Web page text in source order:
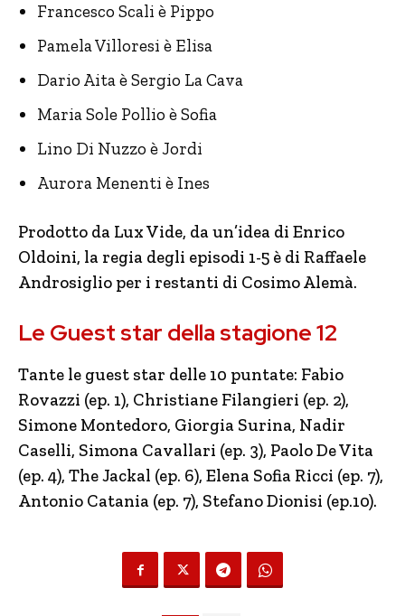
Francesco Scali è Pippo
Pamela Villoresi è Elisa
Dario Aita è Sergio La Cava
Maria Sole Pollio è Sofia
Lino Di Nuzzo è Jordi
Aurora Menenti è Ines
Prodotto da Lux Vide, da un’idea di Enrico
Oldoini, la regia degli episodi 1-5 è di Raffaele
Androsiglio per i restanti di Cosimo Alemà.
Le Guest star della stagione 12
Tante le guest star delle 10 puntate: Fabio
Rovazzi (ep. 1), Christiane Filangieri (ep. 2),
Simone Montedoro, Giorgia Surina, Nadir
Caselli, Simona Cavallari (ep. 3), Paolo De Vita
(ep. 4), The Jackal (ep. 6), Elena Sofia Ricci (ep. 7),
Antonio Catania (ep. 7), Stefano Dionisi (ep.10).